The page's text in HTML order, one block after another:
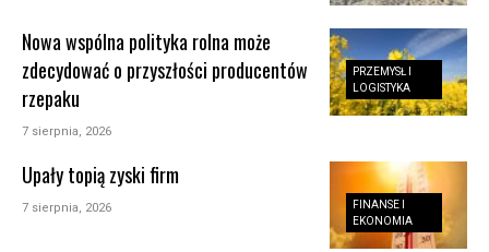
PRZEMYSŁ I
LOGISTYKA
Nowa wspólna polityka rolna może
zdecydować o przyszłości producentów
rzepaku
7 sierpnia, 2026
FINANSE I
EKONOMIA
Upały topią zyski firm
7 sierpnia, 2026